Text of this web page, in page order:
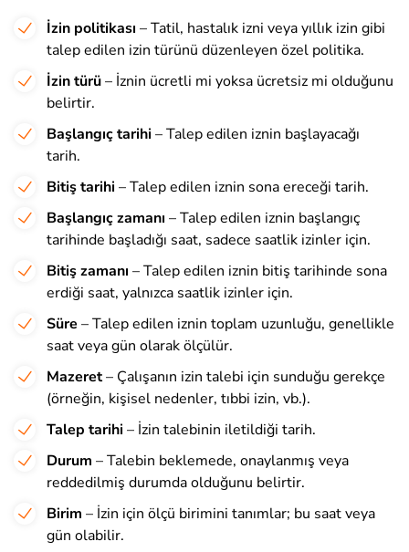
İzin politikası – Tatil, hastalık izni veya yıllık izin gibi
talep edilen izin türünü düzenleyen özel politika.
İzin türü– İznin ücretli mi yoksa ücretsiz mi olduğunu
belirtir.
Başlangıç tarihi – Talep edilen iznin başlayacağı
tarih.
Bitiş tarihi – Talep edilen iznin sona ereceği tarih.
Başlangıç zamanı – Talep edilen iznin başlangıç
tarihinde başladığı saat, sadece saatlik izinler için.
Bitiş zamanı – Talep edilen iznin bitiş tarihinde sona
erdiği saat, yalnızca saatlik izinler için.
Süre – Talep edilen iznin toplam uzunluğu, genellikle
saat veya gün olarak ölçülür.
Mazeret– Çalışanın izin talebi için sunduğu gerekçe
(örneğin, kişisel nedenler, tıbbi izin, vb.).
Talep tarihi – İzin talebinin iletildiği tarih.
Durum – Talebin beklemede, onaylanmış veya
reddedilmiş durumda olduğunu belirtir.
Birim – İzin için ölçü birimini tanımlar; bu saat veya
gün olabilir.